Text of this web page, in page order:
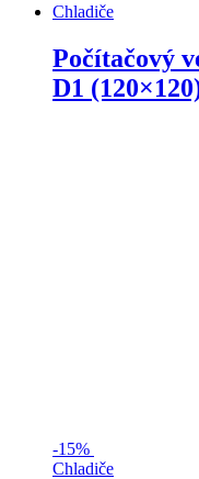
Chladiče
Počítačový
D1
-15%
Chladiče